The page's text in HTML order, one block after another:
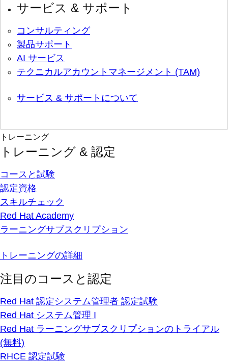
サービス & サポート
コンサルティング
製品サポート
AI サービス
テクニカルアカウントマネージメント (TAM)
サービス & サポートについて
トレーニング
トレーニング & 認定
コースと試験
認定資格
スキルチェック
Red Hat Academy
ラーニングサブスクリプション
トレーニングの詳細
注目のコースと認定
Red Hat 認定システム管理者 認定試験
Red Hat システム管理 I
Red Hat ラーニングサブスクリプションのトライアル
(無料)
RHCE 認定試験